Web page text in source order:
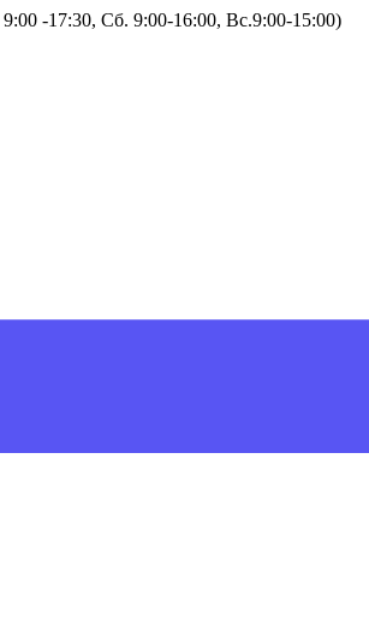
-17:30, Сб. 9:00-16:00, Вс.9:00-15:00)